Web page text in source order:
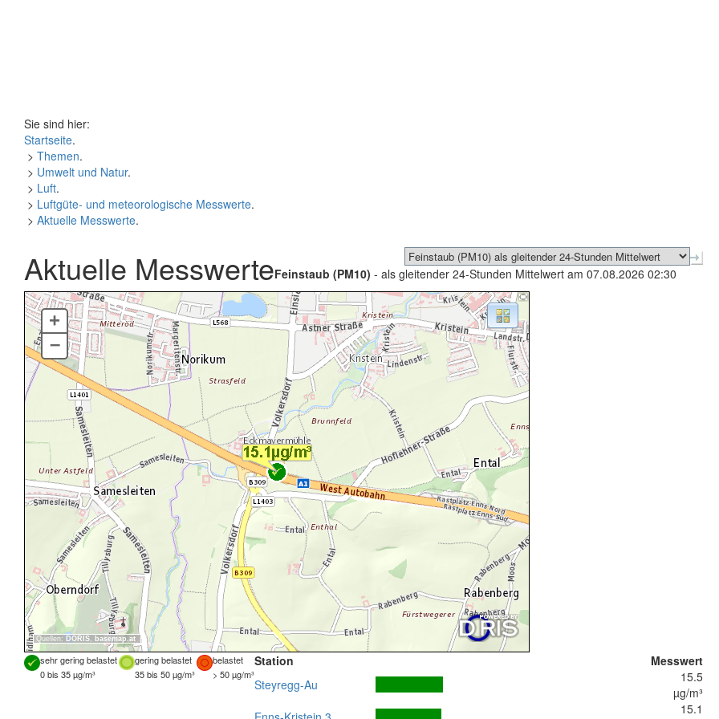
Sie sind hier:
Startseite.
> Themen.
> Umwelt und Natur.
> Luft.
> Luftgüte- und meteorologische Messwerte.
> Aktuelle Messwerte.
Aktuelle MesswerteFeinstaub (PM10) - als gleitender 24-Stunden Mittelwert am 07.08.2026 02:30
Quellen: DORIS, basemap.at
+
–
sehr gering belastet gering belastet
belastet
0 bis 35 µg/m³
35 bis 50 µg/m³ > 50 µg/m³
Station
Messwert
Steyregg-Au
15.5
µg/m³
15.1